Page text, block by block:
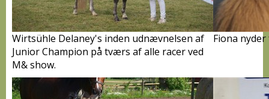
Wirtsühle Delaney's inden udnævnelsen af
Junior Champion på tværs af alle racer ved
M& show.
Fiona